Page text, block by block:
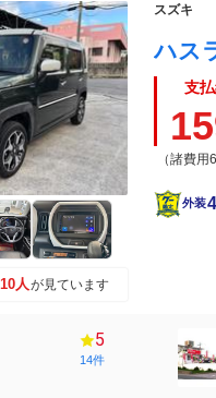
10人 が見ています
スズキ
支
（諸費用
外装4
5
14件